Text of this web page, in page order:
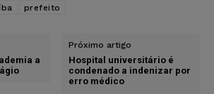
prefeito
a
Próximo artigo
Hospital universitário é
condenado a indenizar por
erro médico